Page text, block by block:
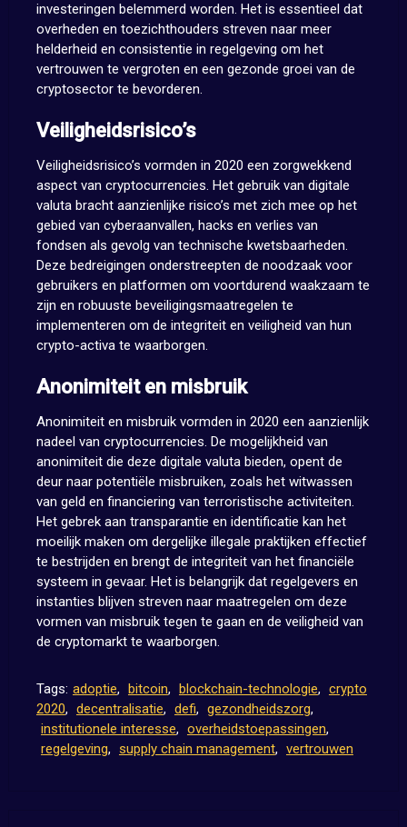
investeringen belemmerd worden. Het is essentieel dat
overheden en toezichthouders streven naar meer
helderheid en consistentie in regelgeving om het
vertrouwen te vergroten en een gezonde groei van de
cryptosector te bevorderen.
Veiligheidsrisico’s
Veiligheidsrisico’s vormden in 2020 een zorgwekkend
aspect van cryptocurrencies. Het gebruik van digitale
valuta bracht aanzienlijke risico’s met zich mee op het
gebied van cyberaanvallen, hacks en verlies van
fondsen als gevolg van technische kwetsbaarheden.
Deze bedreigingen onderstreepten de noodzaak voor
gebruikers en platformen om voortdurend waakzaam te
zijn en robuuste beveiligingsmaatregelen te
implementeren om de integriteit en veiligheid van hun
crypto-activa te waarborgen.
Anonimiteit en misbruik
Anonimiteit en misbruik vormden in 2020 een aanzienlijk
nadeel van cryptocurrencies. De mogelijkheid van
anonimiteit die deze digitale valuta bieden, opent de
deur naar potentiële misbruiken, zoals het witwassen
van geld en financiering van terroristische activiteiten.
Het gebrek aan transparantie en identificatie kan het
moeilijk maken om dergelijke illegale praktijken effectief
te bestrijden en brengt de integriteit van het financiële
systeem in gevaar. Het is belangrijk dat regelgevers en
instanties blijven streven naar maatregelen om deze
vormen van misbruik tegen te gaan en de veiligheid van
de cryptomarkt te waarborgen.
Tags: adoptie, bitcoin, blockchain-technologie, crypto
2020, decentralisatie, defi, gezondheidszorg,
institutionele interesse, overheidstoepassingen,
regelgeving, supply chain management, vertrouwen